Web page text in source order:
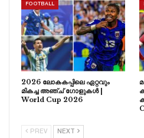
FOOTBALL
2026 ലോകകപ്പിലെ ഏറ്റവും
മികച്ച അഞ്ച് ഗോളുകൾ |
World Cup 2026
PREV NEXT